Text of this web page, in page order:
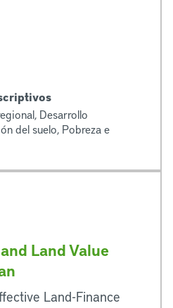
Desarrollo
del suelo, Pobreza e
Land Value
Land-Finance